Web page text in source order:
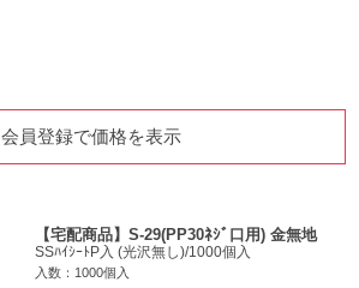
会員登録で価格を表示
【宅配商品】S-29(PP30ﾈｼﾞ口用) 金無地
SSﾊｲｼｰﾄP入 (光沢無し)/1000個入
入数：1000個入